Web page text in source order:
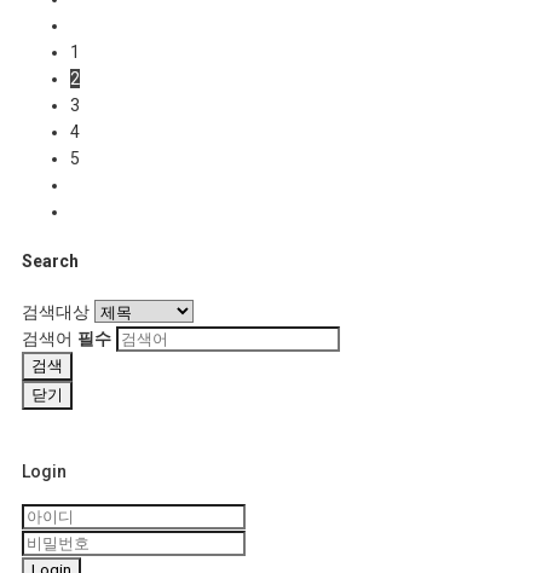
1
2
3
4
5
Search
검색대상
검색어 필수
검색
닫기
Login